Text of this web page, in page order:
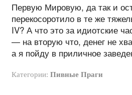
Первую Мировую, да так и
перекосоротило в те же
IV? А что это за идиотские
— на вторую что, денег не
а я пойду в приличное
Категории: Пивные Праги